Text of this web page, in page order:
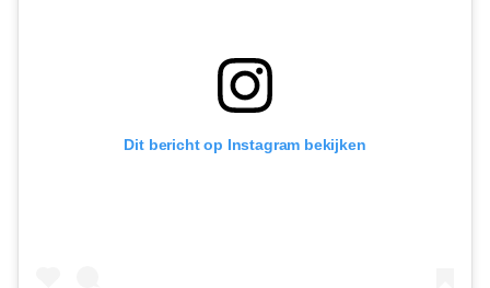
Dit bericht op Instagram bekijken